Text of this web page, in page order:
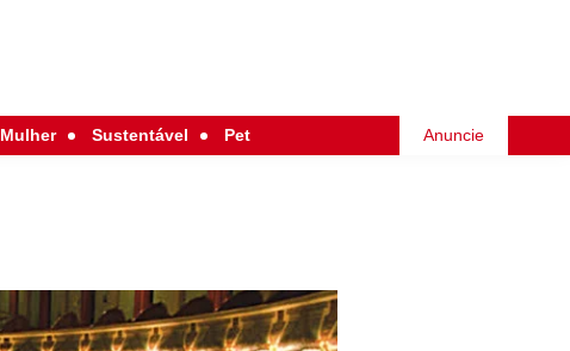
Mulher Sustentável Pet Anuncie